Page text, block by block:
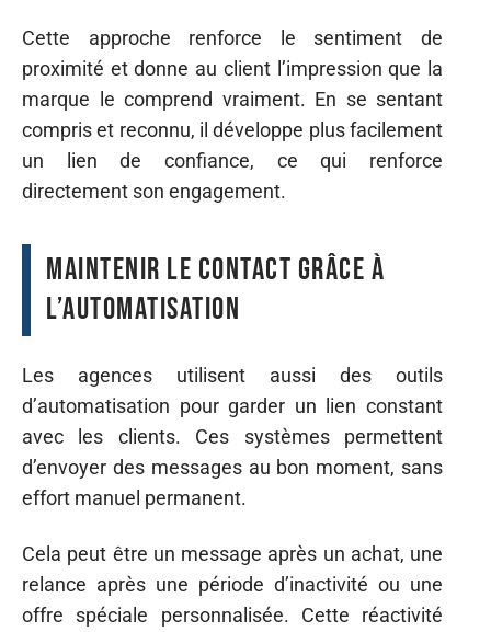
Cette approche renforce le sentiment de
proximité et donne au client l’impression que la
marque le comprend vraiment. En se sentant
compris et reconnu, il développe plus facilement
un lien de confiance, ce qui renforce
directement son engagement.
Maintenir le contact grâce à
l’automatisation
Les agences utilisent aussi des outils
d’automatisation pour garder un lien constant
avec les clients. Ces systèmes permettent
d’envoyer des messages au bon moment, sans
effort manuel permanent.
Cela peut être un message après un achat, une
relance après une période d’inactivité ou une
offre spéciale personnalisée. Cette réactivité